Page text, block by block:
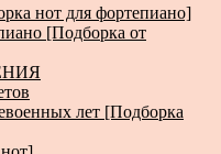
нот для фортепиано]
[Подборка от
лет [Подборка